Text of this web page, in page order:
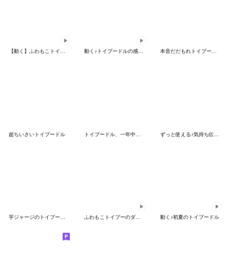
【動く】ふわもこトイプードル 夏スタンプ 動く♪トイプードルの感情スタンプ 本音だだもれトイプードル
超ちいさいトイプードル
動く♪初夏のトイプードル